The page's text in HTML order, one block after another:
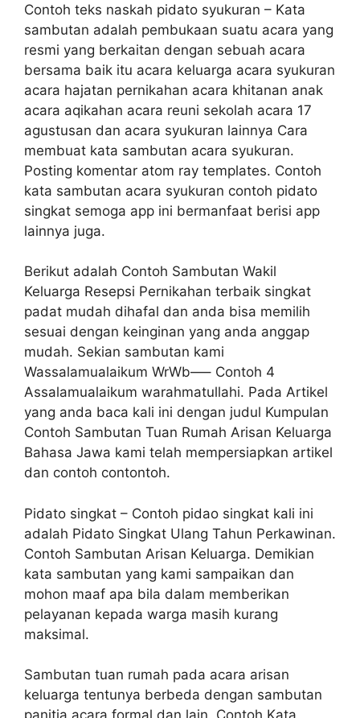
Contoh teks naskah pidato syukuran – Kata
sambutan adalah pembukaan suatu acara yang
resmi yang berkaitan dengan sebuah acara
bersama baik itu acara keluarga acara syukuran
acara hajatan pernikahan acara khitanan anak
acara aqikahan acara reuni sekolah acara 17
agustusan dan acara syukuran lainnya Cara
membuat kata sambutan acara syukuran.
Posting komentar atom ray templates. Contoh
kata sambutan acara syukuran contoh pidato
singkat semoga app ini bermanfaat berisi app
lainnya juga.
Berikut adalah Contoh Sambutan Wakil
Keluarga Resepsi Pernikahan terbaik singkat
padat mudah dihafal dan anda bisa memilih
sesuai dengan keinginan yang anda anggap
mudah. Sekian sambutan kami
Wassalamualaikum WrWb—– Contoh 4
Assalamualaikum warahmatullahi. Pada Artikel
yang anda baca kali ini dengan judul Kumpulan
Contoh Sambutan Tuan Rumah Arisan Keluarga
Bahasa Jawa kami telah mempersiapkan artikel
dan contoh contontoh.
Pidato singkat – Contoh pidao singkat kali ini
adalah Pidato Singkat Ulang Tahun Perkawinan.
Contoh Sambutan Arisan Keluarga. Demikian
kata sambutan yang kami sampaikan dan
mohon maaf apa bila dalam memberikan
pelayanan kepada warga masih kurang
maksimal.
Sambutan tuan rumah pada acara arisan
keluarga tentunya berbeda dengan sambutan